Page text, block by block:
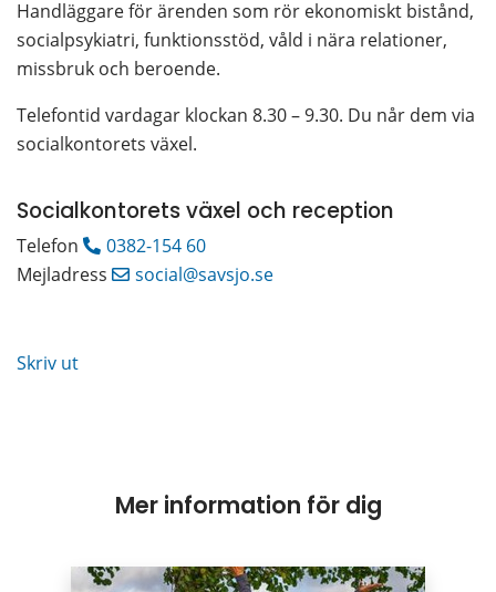
Handläggare för ärenden som rör ekonomiskt bistånd,
socialpsykiatri, funktionsstöd, våld i nära relationer,
missbruk och beroende.
Telefontid vardagar klockan 8.30 – 9.30. Du når dem via
socialkontorets växel.
Socialkontorets växel och reception
Telefon
0382-154 60
Mejladress
social@savsjo.se
Skriv ut
Mer information för dig
Puffar